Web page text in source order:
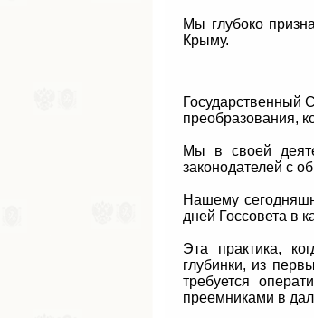
Мы глубоко
Крыму.
Государственный
преобразования,
Мы в своей
законодателей с
Нашему
дней Госсовета в
Эта практика,
глубинки, из
требуется
преемниками в